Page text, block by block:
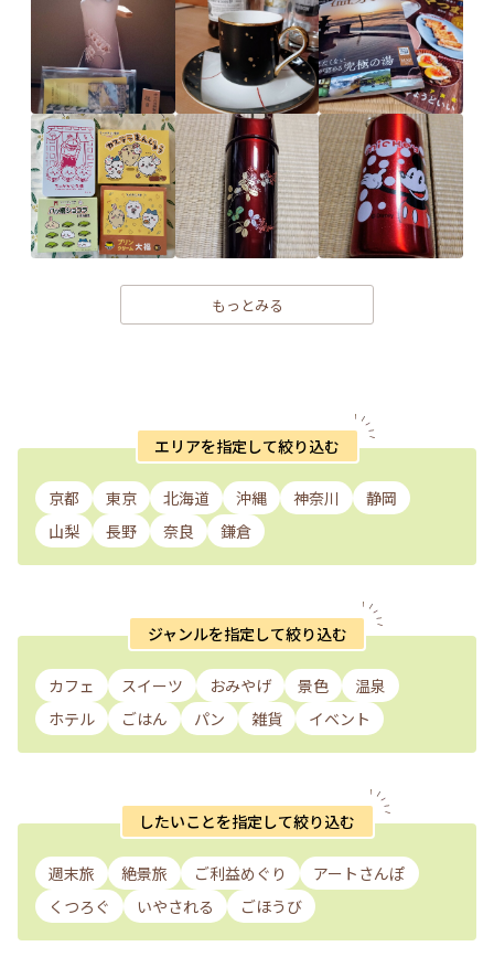
もっとみる
エリアを指定して絞り込む
京都 東京 北海道 沖縄 神奈川
静岡
山梨
長野 奈良 鎌倉
ジャンルを指定して絞り込む
カフェ スイーツ おみやげ 景色
温泉
ホテル
ごはん パン 雑貨 イベント
したいことを指定して絞り込む
週末旅 絶景旅 ご利益めぐり
アートさんぽ
くつろぐ
いやされる ごほうび